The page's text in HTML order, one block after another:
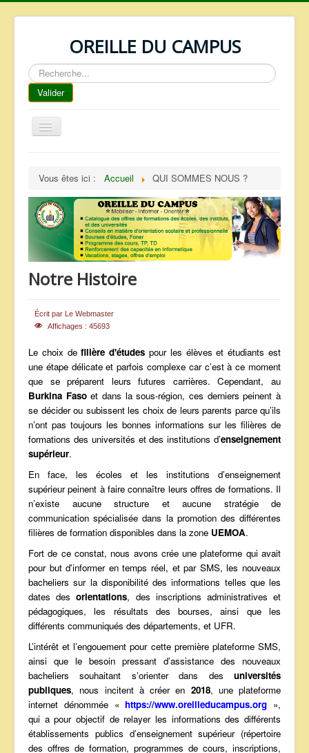
OREILLE DU CAMPUS
Rechercher
Valider
Basculer
la
REPERTOIRE
QUI SOMMES NOUS ?
NOS SERVICES
FAQ
CONTACTS
ANNONCES
Vous êtes ici : Accueil QUI SOMMES NOUS ?
Notre Histoire
Écrit par Le Webmaster
Affichages : 45693
Le choix defilière d'études pour les élèves et étudiants est
une étape délicate et parfois complexe car c’est à ce moment
que se préparent leurs futures carrières. Cependant, au
Burkina Fasoet dans la sous-région, ces derniers peinent à
se décider ou subissent les choix de leurs parents parce qu’ils
n’ont pas toujours les bonnes informations sur les filières de
formations des universités et des institutions d’enseignement
supérieur.
En face, les écoles et les institutions d’enseignement
supérieur peinent à faire connaître leurs offres de formations. Il
n’existe aucune structure et aucune stratégie de
communication spécialisée dans la promotion des différentes
filières de formation disponibles dans la zone UEMOA.
Fort de ce constat, nous avons crée une plateforme qui avait
pour but d'informer en temps réel, et par SMS, les nouveaux
bacheliers sur la disponibilité des informations telles que les
dates desorientations, des inscriptions administratives et
pédagogiques, les résultats des bourses, ainsi que les
différents communiqués des départements, et UFR.
L’intérêt et l’engouement pour cette première plateforme SMS,
ainsi que le besoin pressant d’assistance des nouveaux
bacheliers souhaitant s’orienter dans des universités
publiques, nous incitent à créer en 2018, une plateforme
internet dénommée «https://www.oreilleducampus.org »,
qui a pour objectif de relayer les informations des différents
établissements publics d’enseignement supérieur (répertoire
des offres de formation, programmes de cours, inscriptions,